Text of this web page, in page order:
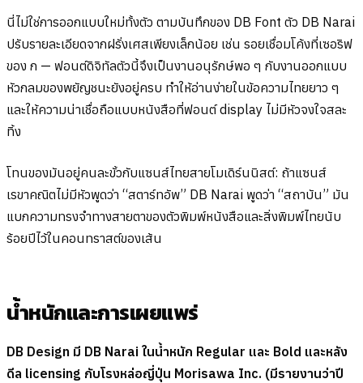
นี่ไม่ใช่การออกแบบใหม่ทั้งตัว ตามบันทึกของ DB Font ตัว DB Narai
ปรับรายละเอียดจากฝรั่งเศสเพียงเล็กน้อย เช่น รอยเชื่อมโค้งที่เซอริฟ
ของ ก — ฟอนต์ดิจิทัลตัวนี้จึงเป็นงานอนุรักษ์พอ ๆ กับงานออกแบบ
หัวกลมของพยัญชนะยังอยู่ครบ ทำให้อ่านง่ายในข้อความไทยยาว ๆ
และให้ความน่าเชื่อถือแบบหนังสือที่ฟอนต์ display ไม่มีหัวจงใจสละ
ทิ้ง
โทนของมันอยู่คนละขั้วกับแซนส์ไทยสายโมเดิร์นนิสต์: ถ้าแซนส์
เรขาคณิตไม่มีหัวพูดว่า “สตาร์ทอัพ” DB Narai พูดว่า “สถาบัน” มัน
แบกความทรงจำทางสายตาของตัวพิมพ์หนังสือและสิ่งพิมพ์ไทยนับ
ร้อยปีไว้ในคอนทราสต์ของเส้น
น้ำหนักและการเผยแพร่
DB Design มี DB Narai ในน้ำหนัก Regular และ Bold และหลัง
ดีล licensing กับโรงหล่อญี่ปุ่น Morisawa Inc. (มีรายงานว่าปี